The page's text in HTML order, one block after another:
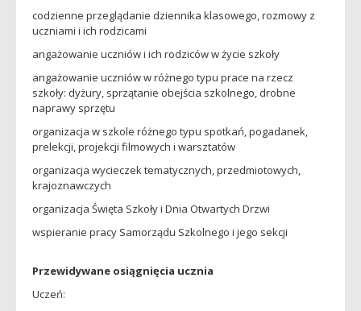
codzienne przeglądanie dziennika klasowego, rozmowy z
uczniami i ich rodzicami
angażowanie uczniów i ich rodziców w życie szkoły
angażowanie uczniów w różnego typu prace na rzecz
szkoły: dyżury, sprzątanie obejścia szkolnego, drobne
naprawy sprzętu
organizacja w szkole różnego typu spotkań, pogadanek,
prelekcji, projekcji filmowych i warsztatów
organizacja wycieczek tematycznych, przedmiotowych,
krajoznawczych
organizacja Święta Szkoły i Dnia Otwartych Drzwi
wspieranie pracy Samorządu Szkolnego i jego sekcji
Przewidywane osiągnięcia ucznia
Uczeń: